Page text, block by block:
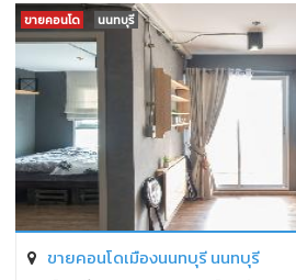
ขายคอนโด นนทบุรี
ขายคอนโดเมืองนนทบุรี นนทบุรี